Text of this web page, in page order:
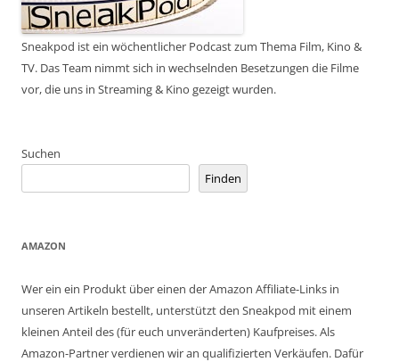
Sneakpod ist ein wöchentlicher Podcast zum Thema Film, Kino &
TV. Das Team nimmt sich in wechselnden Besetzungen die Filme
vor, die uns in Streaming & Kino gezeigt wurden.
Suchen
Finden
AMAZON
Wer ein ein Produkt über einen der Amazon Affiliate-Links in
unseren Artikeln bestellt, unterstützt den Sneakpod mit einem
kleinen Anteil des (für euch unveränderten) Kaufpreises. Als
Amazon-Partner verdienen wir an qualifizierten Verkäufen. Dafür